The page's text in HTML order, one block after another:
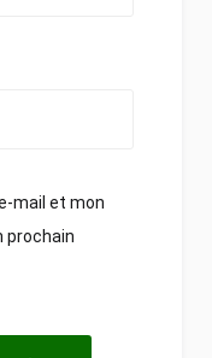
mail et mon
prochain